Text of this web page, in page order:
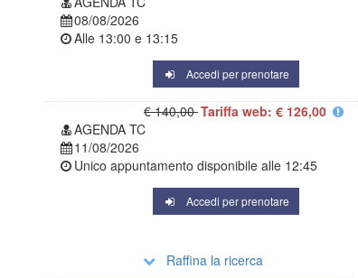
08/08/2026
Alle 13:00 e 13:15
Accedi per prenotare
€ 140,00Tariffa web: € 126,00
AGENDA TC
11/08/2026
Unico appuntamento disponibile alle 12:45
Accedi per prenotare
Raffina la ricerca